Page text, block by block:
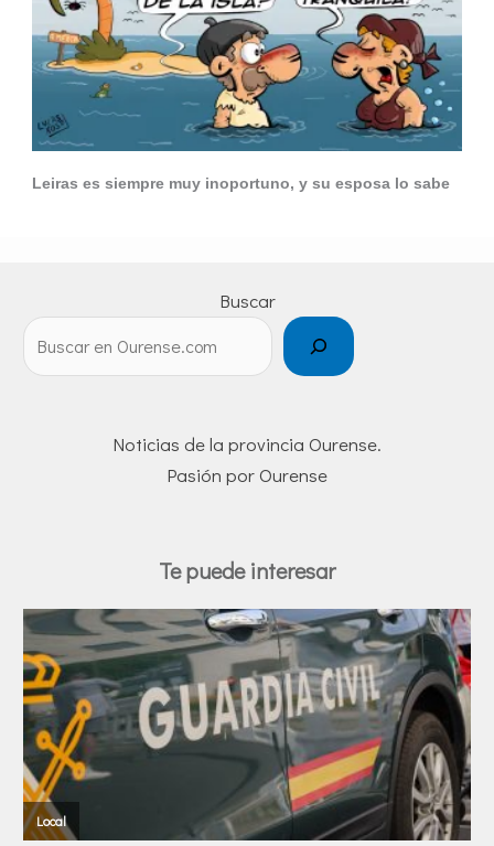
Leiras es siempre muy inoportuno, y su esposa lo sabe
Buscar
Noticias de la provincia Ourense.
Pasión por Ourense
Te puede interesar